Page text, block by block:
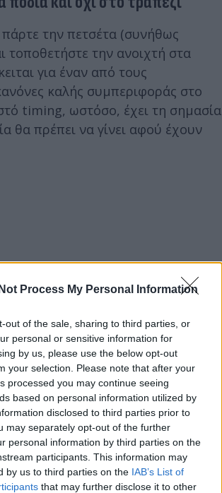
Process My Personal Information
out of the sale, sharing to third parties, or
personal or sensitive information for
by us, please use the below opt-out
your selection. Please note that after your
processed you may continue seeing
based on personal information utilized by
disclosed to third parties prior to
may separately opt-out of the further
personal information by third parties on the
participants. This information may
by us to third parties on the IAB’s List of
that may further disclose it to other
την πετσέτα (συνήθως
τοποθετήστε την ανοιχτή στα
για έναν από τους
καλής συμπεριφοράς στο
timing, ωστόσο, έχει τη σημασία
θα πρέπει να γίνει αφού έχουν